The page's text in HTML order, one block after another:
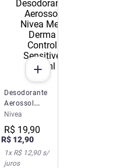
Desodorante
Aerossol
Nivea Men
Derma
Control
Sensitive
150ml
Nivea
R$ 19,90
R$ 12,90
1x R$ 12,90s/
juros